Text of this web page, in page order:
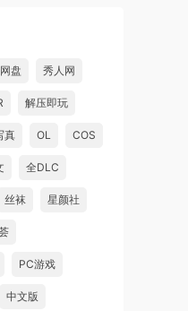
盘 秀人网
解压即玩
真 OL COS
全DLC
丝袜 星颜社
PC游戏
中文版